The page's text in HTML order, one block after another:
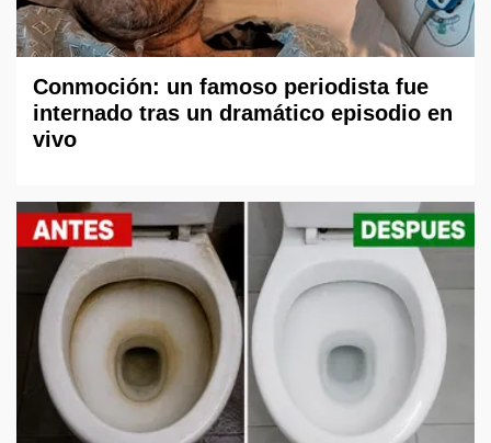
Conmoción: un famoso periodista fue
internado tras un dramático episodio en
vivo